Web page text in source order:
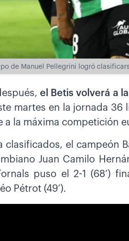
de Manuel Pellegrini logró
el Betis volverá a
martes en la jornada
a la máxima competición
clasificados, el campeón
Juan Camilo
puso el 2-1 (68’)
Pétrot (49’).